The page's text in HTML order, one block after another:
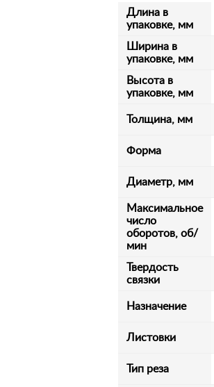
Длина в
упаковке, мм
Ширина в
упаковке, мм
Высота в
упаковке, мм
Толщина, мм
Форма
Диаметр, мм
Максимальное
число
оборотов, об/
мин
Твердость
связки
Назначение
Листовки
Тип реза